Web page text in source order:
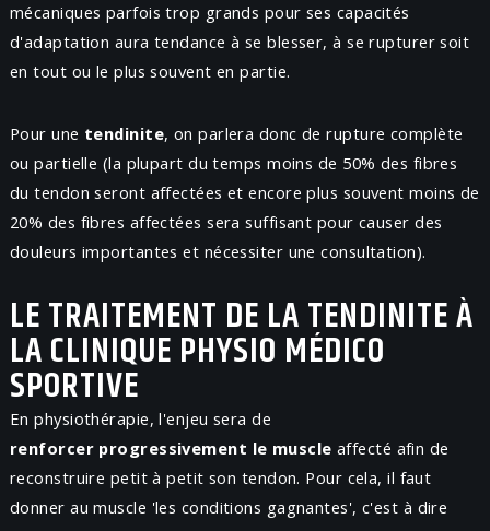
mécaniques parfois trop grands pour ses capacités
d'adaptation aura tendance à se blesser, à se rupturer soit
en tout ou le plus souvent en partie.
Pour une tendinite, on parlera donc de rupture complète
ou partielle (la plupart du temps moins de 50% des fibres
du tendon seront affectées et encore plus souvent moins de
20% des fibres affectées sera suffisant pour causer des
douleurs importantes et nécessiter une consultation).
LE TRAITEMENT DE LA TENDINITE À
LA CLINIQUE PHYSIO MÉDICO
SPORTIVE
En physiothérapie, l'enjeu sera de
renforcer progressivement le muscle affecté afin de
reconstruire petit à petit son tendon. Pour cela, il faut
donner au muscle 'les conditions gagnantes', c'est à dire